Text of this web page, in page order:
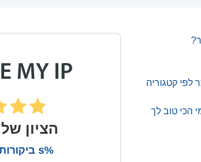
הכי טוב לך
הציון
%s ביקורות משתמשים